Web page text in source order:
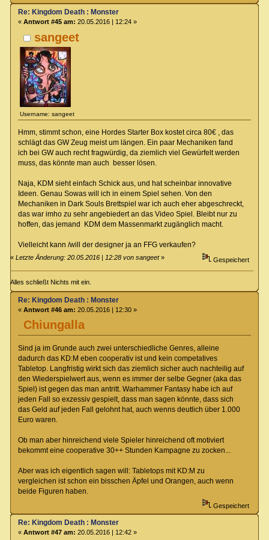
sangeet
Username: sangeet
Re: Kingdom Death : Monster
« Antwort #45 am: 20.05.2016 | 12:24 »
Hmm, stimmt schon, eine Hordes Starter Box kostet circa 80€ , das
schlägt das GW Zeug meist um längen. Ein paar Mechaniken fand
ich bei GW auch recht fragwürdig, da ziemlich viel Gewürfelt werden
muss, das könnte man auch besser lösen.
Naja, KDM sieht einfach Schick aus, und hat scheinbar innovative
Ideen. Genau Sowas will ich in einem Spiel sehen. Von den
Mechaniken in Dark Souls Brettspiel war ich auch eher abgeschreckt,
das war imho zu sehr angebiedert an das Video Spiel. Bleibt nur zu
hoffen, das jemand KDM dem Massenmarkt zugänglich macht.
Vielleicht kann /will der designer ja an FFG verkaufen?
«Letzte Änderung: 20.05.2016 | 12:28 von sangeet» Gespeichert
Alles schließt Nichts mit ein.
Chiungalla
Re: Kingdom Death : Monster
« Antwort #46 am: 20.05.2016 | 12:30 »
Sind ja im Grunde auch zwei unterschiedliche Genres, alleine
dadurch das KD:M eben cooperativ ist und kein competatives
Tabletop. Langfristig wirkt sich das ziemlich sicher auch nachteilig auf
den Wiederspielwert aus, wenn es immer der selbe Gegner (aka das
Spiel) ist gegen das man antritt. Warhammer Fantasy habe ich auf
jeden Fall so exzessiv gespielt, dass man sagen könnte, dass sich
das Geld auf jeden Fall gelohnt hat, auch wenns deutlich über 1.000
Euro waren.
Ob man aber hinreichend viele Spieler hinreichend oft motiviert
bekommt eine cooperative 30++ Stunden Kampagne zu zocken...
Aber was ich eigentlich sagen will: Tabletops mit KD:M zu
vergleichen ist schon ein bisschen Äpfel und Orangen, auch wenn
beide Figuren haben.
Gespeichert
Re: Kingdom Death : Monster
« Antwort #47 am: 20.05.2016 | 12:42 »